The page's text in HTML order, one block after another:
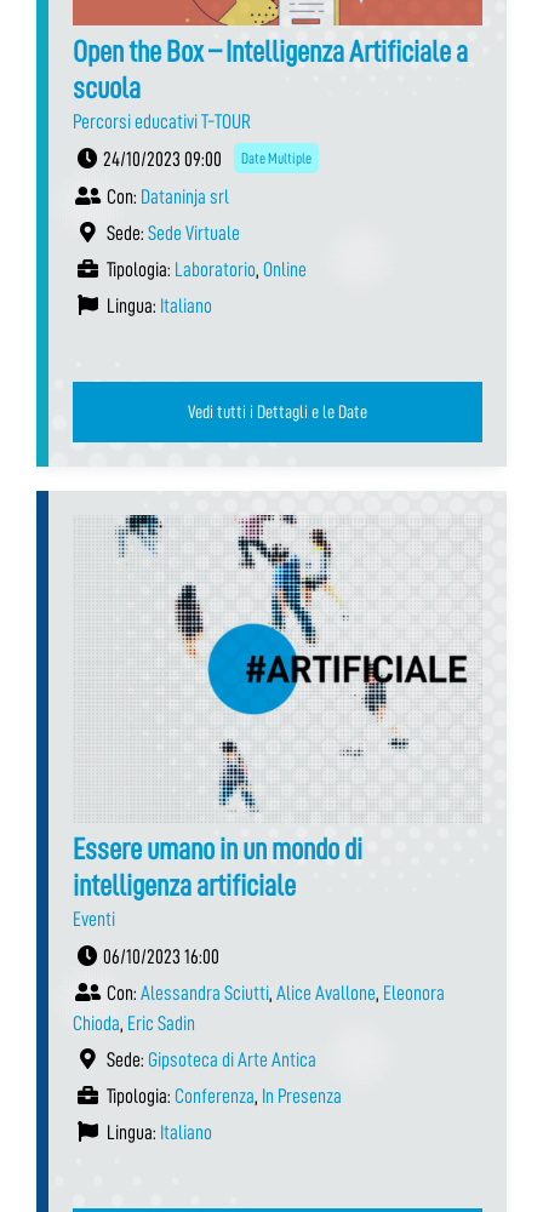
Open the Box – Intelligenza Artificiale a
scuola
Percorsi educativi T-TOUR
24/10/2023 09:00
Date Multiple
Con: Dataninja srl
Sede: Sede Virtuale
Tipologia: Laboratorio, Online
Lingua: Italiano
Vedi tutti i Dettagli e le Date
Essere umano in un mondo di
intelligenza artificiale
Eventi
06/10/2023 16:00
Con: Alessandra Sciutti, Alice Avallone, Eleonora
Chioda, Eric Sadin
Sede: Gipsoteca di Arte Antica
Tipologia: Conferenza, In Presenza
Lingua: Italiano